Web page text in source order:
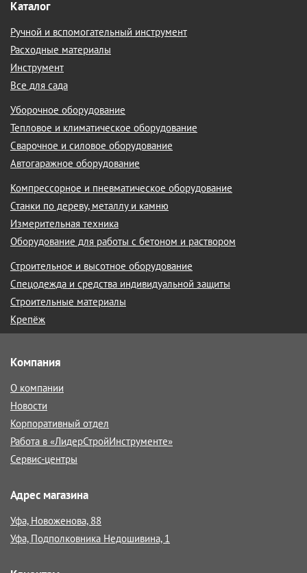
Каталог
Ручной и вспомогательный инструмент
Расходные материалы
Инструмент
Все для сада
Уборочное оборудование
Тепловое и климатическое оборудование
Сварочное и силовое оборудование
Автогаражное оборудование
Компрессорное и пневматическое оборудование
Станки по дереву, металлу и камню
Измерительная техника
Оборудование для работы с бетоном и раствором
Строительное и высотное оборудование
Спецодежда и средства индивидуальной защиты
Строительные материалы
Крепёж
Компания
О компании
Новости
Корпоративный отдел
Работа в «ЛидерСтройИнструменте»
Сервис-центры
Адрес магазина
Уфа, Новоженова, 88
Уфа, Подполковника Недошивина, 1